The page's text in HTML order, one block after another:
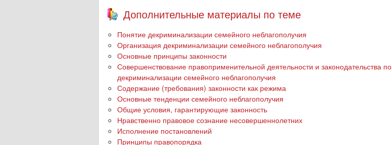
Дополнительные материалы по теме
Понятие декриминализации семейного неблагополучия
Организация декриминализации семейного неблагополучия
Основные принципы законности
Совершенствование правоприменительной деятельности и законодательства по
декриминализации семейного неблагополучия
Содержание (требования) законности как режима
Основные тенденции семейного неблагополучия
Общие условия, гарантирующие законность
Нравственно правовое сознание несовершеннолетних
Исполнение постановлений
Принципы правопорядка